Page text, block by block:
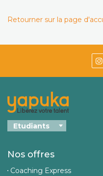
Retourner sur la page
Nos offres
Coaching Express